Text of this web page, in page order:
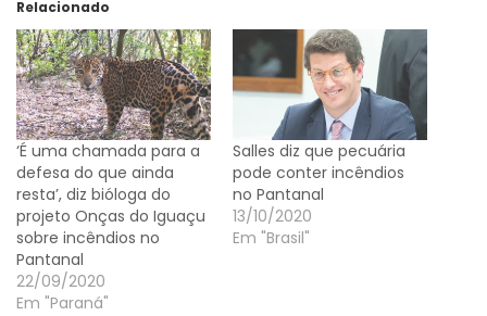
Relacionado
‘É uma chamada para a
defesa do que ainda
resta’, diz bióloga do
projeto Onças do Iguaçu
sobre incêndios no
Pantanal
22/09/2020
Em "Paraná"
Salles diz que pecuária
pode conter incêndios
no Pantanal
13/10/2020
Em "Brasil"